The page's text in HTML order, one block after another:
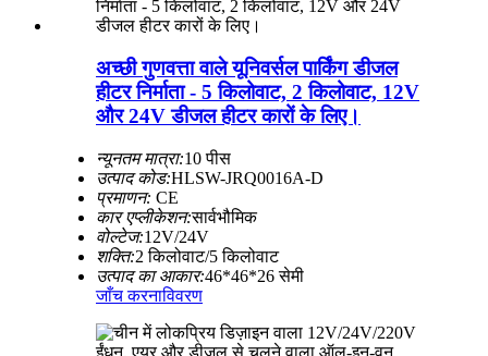
अच्छी गुणवत्ता वाले यूनिवर्सल पार्किंग डीजल
हीटर निर्माता - 5 किलोवाट, 2 किलोवाट, 12V
और 24V डीजल हीटर कारों के लिए।
न्यूनतम मात्रा:10 पीस
उत्पाद कोड:HLSW-JRQ0016A-D
प्रमाणन: CE
कार एप्लीकेशन:सार्वभौमिक
वोल्टेज:12V/24V
शक्ति:2 किलोवाट/5 किलोवाट
उत्पाद का आकार:46*46*26 सेमी
जाँच करनाविवरण